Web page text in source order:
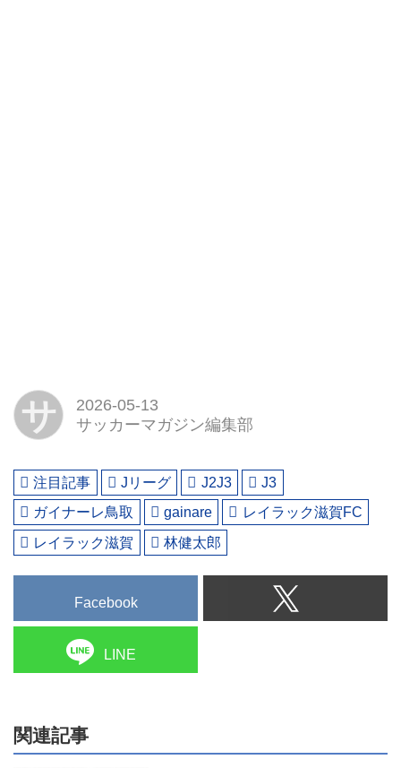
サ
2026-05-13
サッカーマガジン編集部
注目記事 Jリーグ J2J3
J3
ガイナーレ鳥取
gainare
レイラック滋賀FC
レイラック滋賀
林健太郎
Facebook
LINE
関連記事